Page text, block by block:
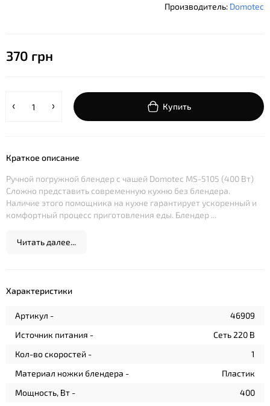
Производитель: Domotec
370 грн
Купить
Краткое описание
Ручной погружной блендер с чашей Domotec MS-5105 (400 Вт)
Сложно представить современную кухню без блендера.
Наличие этого помощника на кухне гарантирует ускоренный и
комфортный процесс приготовления еды. Блендер ...
Читать далее...
Характеристики
Артикул -
46909
Источник питания -
Сеть 220 В
Кол-во скоростей -
1
Материал ножки блендера -
Пластик
Мощность, Вт -
400